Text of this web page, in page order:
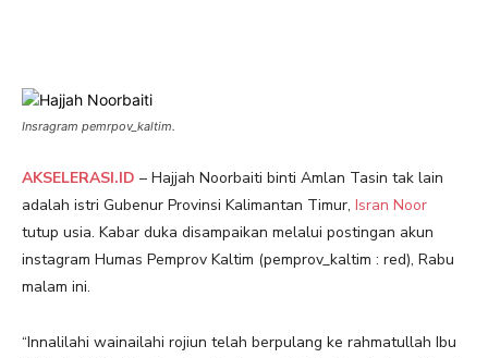
Insragram pemrpov_kaltim.
AKSELERASI.ID – Hajjah Noorbaiti binti Amlan Tasin tak lain
adalah istri Gubenur Provinsi Kalimantan Timur, Isran Noor
tutup usia. Kabar duka disampaikan melalui postingan akun
instagram Humas Pemprov Kaltim (pemprov_kaltim : red), Rabu
malam ini.
“Innalilahi wainailahi rojiun telah berpulang ke rahmatullah Ibu